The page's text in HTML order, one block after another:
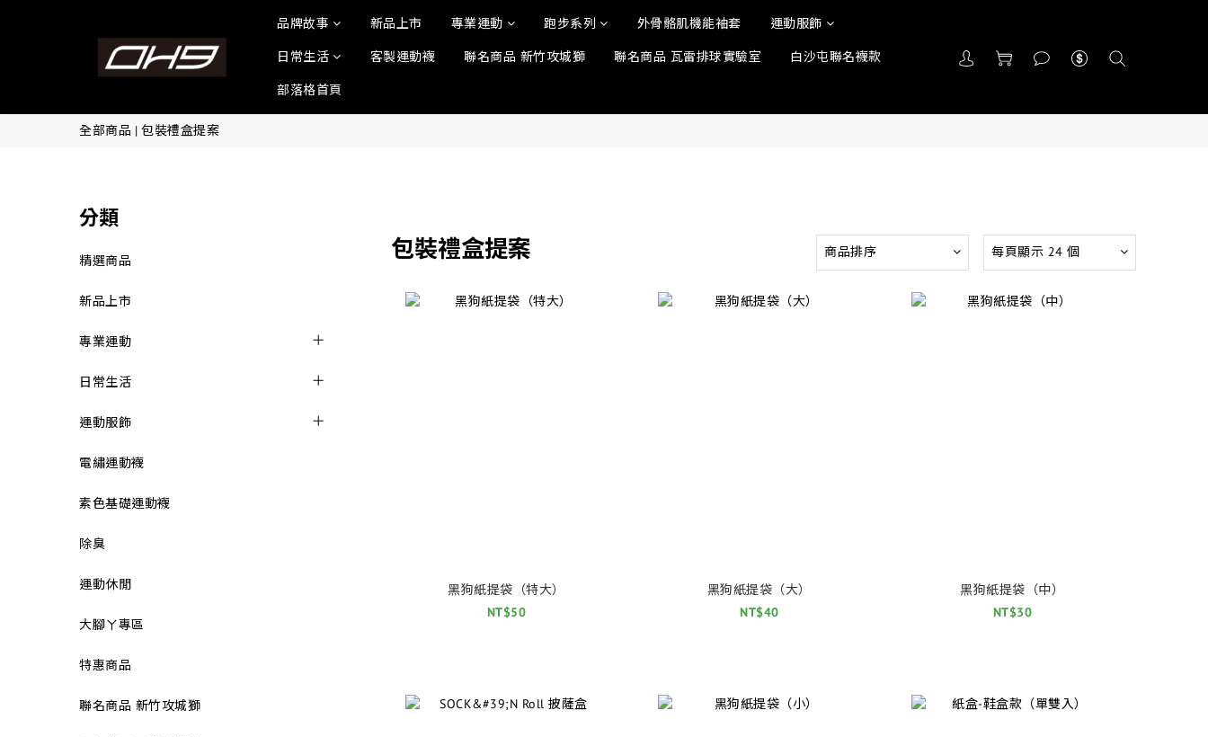
品牌故事 新品上市 專業運動 跑步系列 外骨骼肌機能袖套 運動服飾
日常生活 客製運動襪 聯名商品 新竹攻城獅 聯名商品 瓦雷排球實驗室 白沙屯聯名襪款
部落格首頁
全部商品 | 包裝禮盒提案
分類
精選商品
新品上市
專業運動
日常生活
運動服飾
電繡運動襪
素色基礎運動襪
除臭
運動休閒
大腳ㄚ專區
特惠商品
聯名商品 新竹攻城獅
包裝禮盒提案 商品排序 每頁顯示 24 個
黑狗紙提袋（特大）
NT$50
黑狗紙提袋（大）
NT$40
黑狗紙提袋（中）
NT$30